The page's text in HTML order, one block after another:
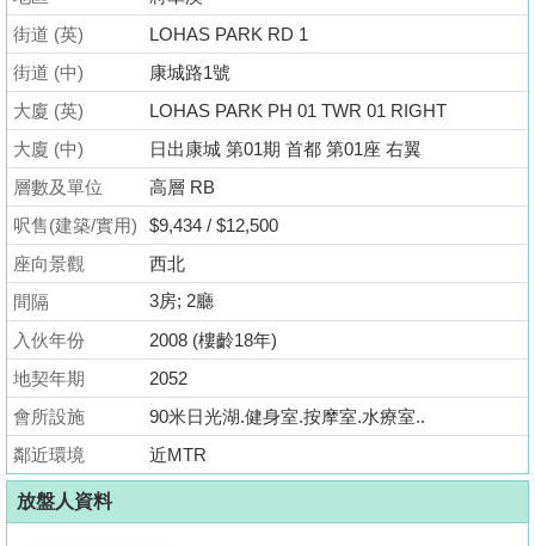
置
業
手
冊
關
於
我
們
街道 (英)
LOHAS PARK RD 1
街道 (中)
康城路1號
大廈 (英)
LOHAS PARK PH 01 TWR 01 RIGHT
大廈 (中)
日出康城 第01期 首都 第01座 右翼
層數及單位
高層 RB
呎售(建築/實用)
$9,434 / $12,500
座向景觀
西北
間隔
3房; 2廳
入伙年份
2008 (樓齡18年)
地契年期
2052
會所設施
90米日光湖.健身室.按摩室.水療室..
鄰近環境
近MTR
放盤人資料